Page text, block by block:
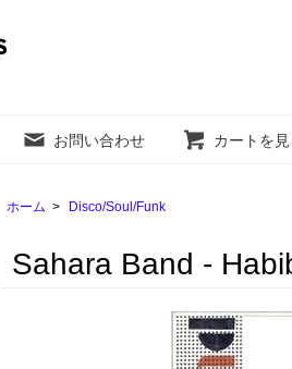
お問い合わせ カートを見
ホーム > Disco/Soul/Funk
Sahara Band -